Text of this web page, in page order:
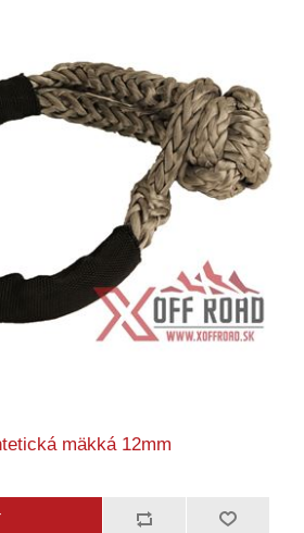
mäkká 12mm